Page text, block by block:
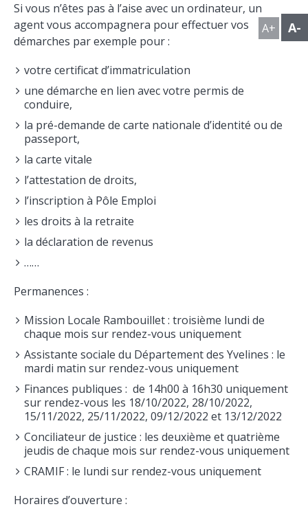
A+ A-
Si vous n’êtes pas à l’aise avec un ordinateur, un
agent vous accompagnera pour effectuer vos
démarches par exemple pour :
votre certificat d’immatriculation
une démarche en lien avec votre permis de
conduire,
la pré-demande de carte nationale d’identité ou de
passeport,
la carte vitale
l’attestation de droits,
l’inscription à Pôle Emploi
les droits à la retraite
la déclaration de revenus
……
Permanences :
Mission Locale Rambouillet : troisième lundi de
chaque mois sur rendez-vous uniquement
Assistante sociale du Département des Yvelines : le
mardi matin sur rendez-vous uniquement
Finances publiques : de 14h00 à 16h30 uniquement
sur rendez-vous les 18/10/2022, 28/10/2022,
15/11/2022, 25/11/2022, 09/12/2022 et 13/12/2022
Conciliateur de justice : les deuxième et quatrième
jeudis de chaque mois sur rendez-vous uniquement
CRAMIF : le lundi sur rendez-vous uniquement
Horaires d’ouverture :